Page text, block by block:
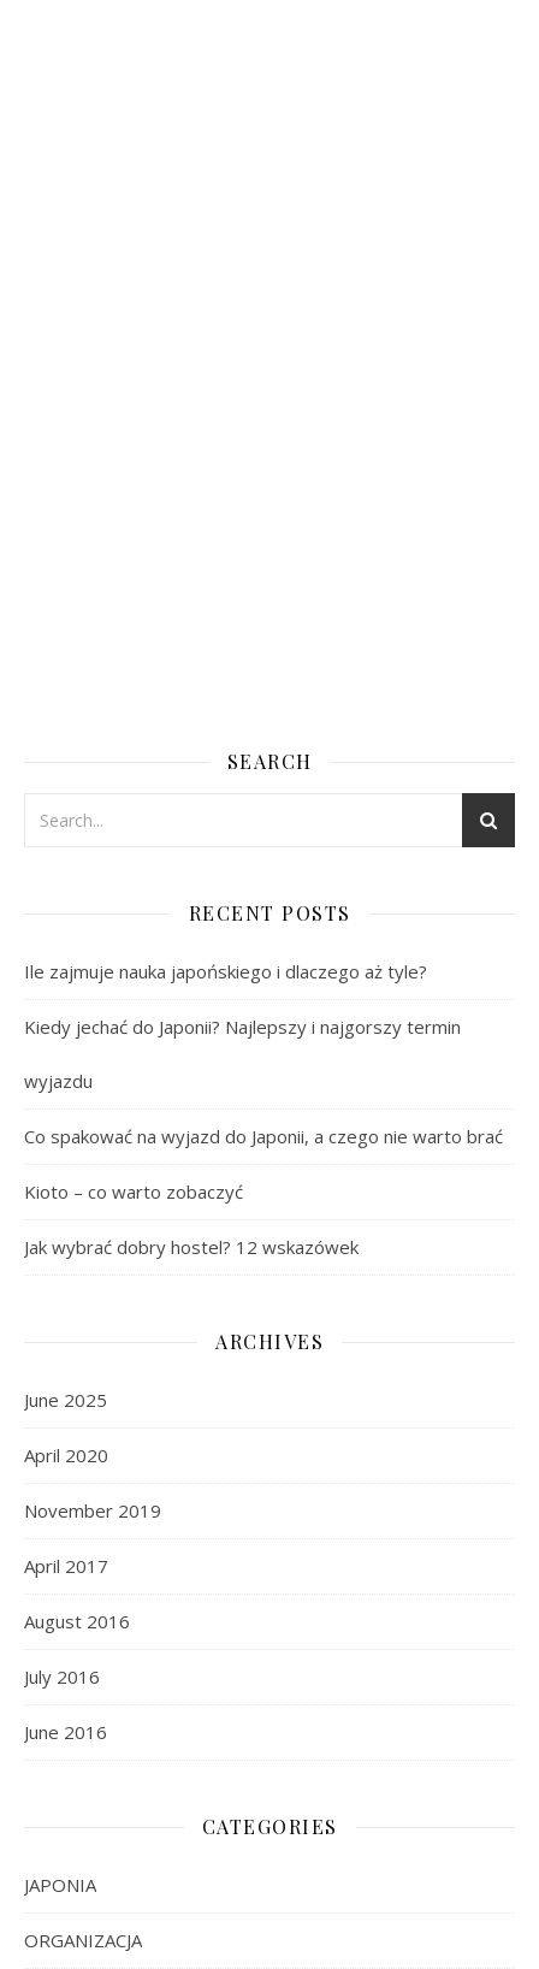
SEARCH
RECENT POSTS
Ile zajmuje nauka japońskiego i dlaczego aż tyle?
Kiedy jechać do Japonii? Najlepszy i najgorszy termin
wyjazdu
Co spakować na wyjazd do Japonii, a czego nie warto brać
Kioto – co warto zobaczyć
Jak wybrać dobry hostel? 12 wskazówek
ARCHIVES
June 2025
April 2020
November 2019
April 2017
August 2016
July 2016
June 2016
CATEGORIES
JAPONIA
ORGANIZACJA